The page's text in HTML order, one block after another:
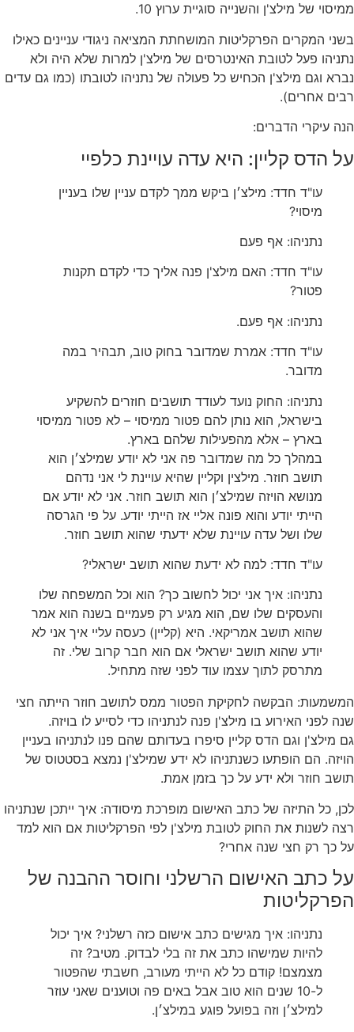
ממיסוי של מילצ'ן והשנייה סוגיית ערוץ 10.
בשני המקרים הפרקליטות המושחתת המציאה ניגודי עניינים כאילו
נתניהו פעל לטובת האינטרסים של מילצ'ן למרות שלא היה ולא
נברא וגם מילצ'ן הכחיש כל פעולה של נתניהו לטובתו (כמו גם עדים
רבים אחרים).
הנה עיקרי הדברים:
על הדס קליין: היא עדה עויינת כלפיי
‏עו"ד חדד: מילצ׳ן ביקש ממך לקדם עניין שלו בעניין
מיסוי?
‏נתניהו: אף פעם
‏עו"ד חדד: האם מילצ'ן פנה אליך כדי לקדם תקנות
פטור?
‏נתניהו: אף פעם.
‏עו"ד חדד: אמרת שמדובר בחוק טוב, תבהיר במה
מדובר.
‏נתניהו: החוק נועד לעודד תושבים חוזרים להשקיע
בישראל, הוא נותן להם פטור ממיסוי – לא פטור ממיסוי
בארץ – אלא מהפעילות שלהם בארץ.
במהלך כל מה שמדובר פה אני לא יודע שמילצ׳ן הוא
תושב חוזר. מילצין וקליין שהיא עויינת לי אני נדהם
מנושא הויזה שמילצ׳ן הוא תושב חוזר. אני לא יודע אם
הייתי יודע והוא פונה אליי אז הייתי יודע. על פי הגרסה
שלו ושל עדה עויינת שלא ידעתי שהוא תושב חוזר.
‏עו"ד חדד: למה לא ידעת שהוא תושב ישראלי?
‏נתניהו: איך אני יכול לחשוב כך? הוא וכל המשפחה שלו
והעסקים שלו שם, הוא מגיע רק פעמיים בשנה הוא אמר
שהוא תושב אמריקאי. היא (קליין) כעסה עליי איך אני לא
יודע שהוא תושב ישראלי אם הוא חבר קרוב שלי. זה
מתרסק לתוך עצמו עוד לפני שזה מתחיל.
המשמעות: הבקשה לחקיקת הפטור ממס לתושב חוזר הייתה חצי
שנה לפני האירוע בו מילצ'ן פנה לנתניהו כדי לסייע לו בויזה.
גם מילצ'ן וגם הדס קליין סיפרו בעדותם שהם פנו לנתניהו בעניין
הויזה. הם הופתעו כשנתניהו לא ידע שמילצ'ן נמצא בסטטוס של
תושב חוזר ולא ידע על כך בזמן אמת.
לכן, כל התיזה של כתב האישום מופרכת מיסודה: איך ייתכן שנתניהו
רצה לשנות את החוק לטובת מילצ'ן לפי הפרקליטות אם הוא למד
על כך רק חצי שנה אחרי?
‏על כתב האישום הרשלני וחוסר ההבנה של
הפרקליטות
‏נתניהו: איך מגישים כתב אישום כזה רשלני? איך יכול
להיות שמישהו כתב את זה בלי לבדוק. מטיב? זה
מצמצם! קודם כל לא הייתי מעורב, חשבתי שהפטור
ל-10 שנים הוא טוב אבל באים פה וטוענים שאני עוזר
למילצ׳ן וזה בפועל פוגע במילצ׳ן.